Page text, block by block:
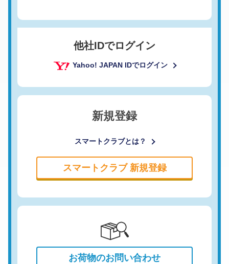
他社IDでログイン
Yahoo! JAPAN IDでログイン
新規登録
スマートクラブとは？
スマートクラブ 新規登録
お荷物のお問い合わせ